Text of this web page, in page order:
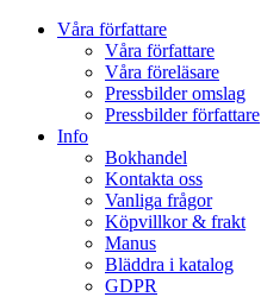
Våra författare
Våra författare
Våra föreläsare
Pressbilder omslag
Pressbilder författare
Info
Bokhandel
Kontakta oss
Vanliga frågor
Köpvillkor & frakt
Manus
Bläddra i katalog
GDPR